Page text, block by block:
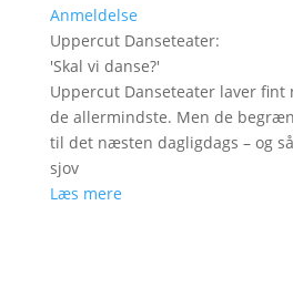
Anmeldelse
Uppercut Danseteater:
'Skal vi danse?'
Uppercut Danseteater laver fint
de allermindste. Men de
til det næsten dagligdags – og
sjov
Læs mere